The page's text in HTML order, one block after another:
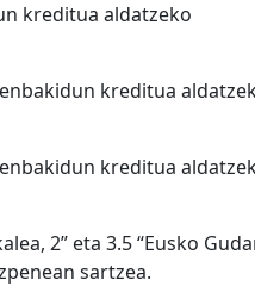
kreditua aldatzeko
kreditua
kreditua
2” eta 3.5 “Eusko
sartzea.